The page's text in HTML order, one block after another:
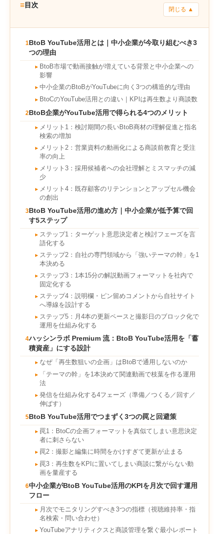
≡目次
閉じる ▲
1BtoB YouTube活用とは｜中小企業が今取り組むべき3
つの理由
► BtoB市場で動画接触が増えている背景と中小企業への
影響
► 中小企業のBtoBがYouTubeに向く3つの構造的な理由
► BtoCのYouTube活用との違い｜KPIは再生数より商談数
2BtoB企業がYouTube活用で得られる4つのメリット
►
メリット1：検討期間の長いBtoB商材の理解促進と指名
検索の増加
►
メリット2：営業資料の動画化による商談前教育と受注
率の向上
►
メリット3：採用候補者への会社理解とミスマッチの減
少
►
メリット4：既存顧客のリテンションとアップセル機会
の創出
3BtoB YouTube活用の進め方｜中小企業が低予算で回
す5ステップ
► ステップ1：ターゲット意思決定者と検討フェーズを言
語化する
► ステップ2：自社の専門領域から「強いテーマの幹」を1
本決める
► ステップ3：1本15分の解説動画フォーマットを社内で
固定化する
► ステップ4：説明欄・ピン留めコメントから自社サイト
へ導線を設計する
► ステップ5：月4本の更新ペースと撮影日のブロック化で
運用を仕組み化する
4ハッシンラボ Premium 流：BtoB YouTube活用を「蓄
積資産」にする設計
► なぜ「再生数狙いの企画」はBtoBで通用しないのか
►
「テーマの幹」を1本決めて関連動画で枝葉を作る運用
法
► 発信を仕組み化する4フェーズ（準備／つくる／回す／
伸ばす）
5BtoB YouTube活用でつまずく3つの罠と回避策
► 罠1：BtoCの企画フォーマットを真似てしまい意思決定
者に刺さらない
► 罠2：撮影と編集に時間をかけすぎて更新が止まる
► 罠3：再生数をKPIに置いてしまい商談に繋がらない動
画を量産する
6中小企業がBtoB YouTube活用のKPIを月次で回す運用
フロー
► 月次でモニタリングすべき3つの指標（視聴維持率・指
名検索・問い合わせ）
► YouTubeアナリティクスと商談管理を繋ぐ最小レポート